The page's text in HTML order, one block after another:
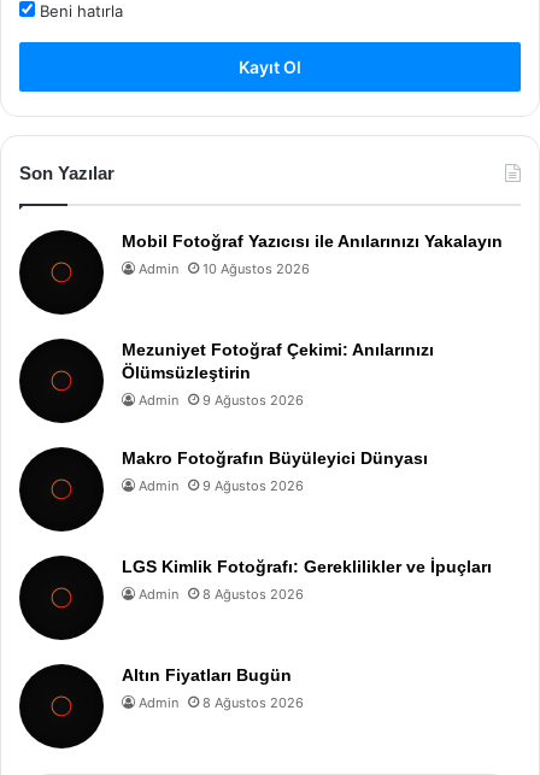
Beni hatırla
Kayıt Ol
Son Yazılar
Mobil Fotoğraf Yazıcısı ile Anılarınızı Yakalayın
Admin 10 Ağustos 2026
Mezuniyet Fotoğraf Çekimi: Anılarınızı
Ölümsüzleştirin
Admin 9 Ağustos 2026
Makro Fotoğrafın Büyüleyici Dünyası
Admin 9 Ağustos 2026
LGS Kimlik Fotoğrafı: Gereklilikler ve İpuçları
Admin 8 Ağustos 2026
Altın Fiyatları Bugün
Admin 8 Ağustos 2026